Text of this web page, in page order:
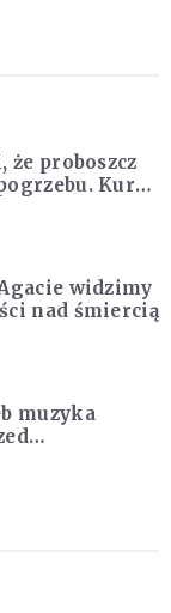
że proboszcz
Kuria
widzimy
nad śmiercią
muzyka
była